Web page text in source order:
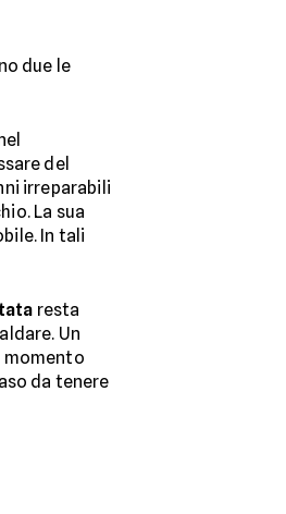
due le
del
irreparabili
La sua
In tali
resta
Un
momento
da tenere